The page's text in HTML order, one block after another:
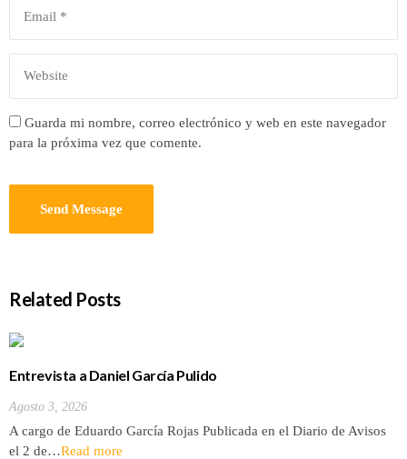
Guarda mi nombre, correo electrónico y web en este navegador
para la próxima vez que comente.
Related Posts
Entrevista a Daniel García Pulido
Agosto 3, 2026
A cargo de Eduardo García Rojas Publicada en el Diario de Avisos
el 2 de…Read more